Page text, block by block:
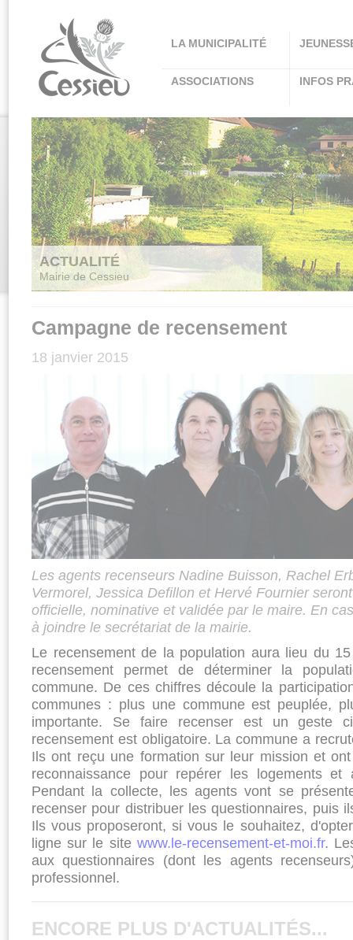
LA MUNICIPALITÉ
ASSOCIATIONS INFOS
ACTUALITÉ
Mairie de Cessieu
Campagne de recensement
18 janvier 2015
Les agents recenseurs Nadine Buisson, Rachel
Vermorel, Jessica Defillon et Hervé Fournier
officielle, nominative et validée par le maire. En
à joindre le secrétariat de la mairie.
Le recensement de la population aura lieu du
recensement permet de déterminer la
commune. De ces chiffres découle la
communes : plus une commune est peuplée,
importante. Se faire recenser est un geste
recensement est obligatoire. La commune a
Ils ont reçu une formation sur leur mission et
reconnaissance pour repérer les logements
Pendant la collecte, les agents vont se
recenser pour distribuer les questionnaires, puis
Ils vous proposeront, si vous le souhaitez,
ligne sur le site www.le-recensement-et-moi.fr.
aux questionnaires (dont les agents
professionnel.
ENCORE PLUS D'ACTUALITÉS...